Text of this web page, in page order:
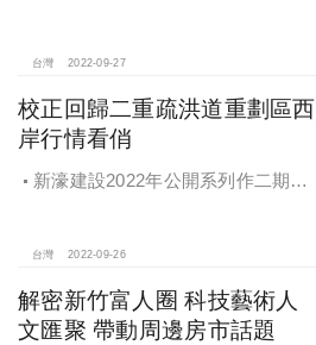
價即將「坐四望五」，足見其區域增
值潛力
台灣 2022-09-27
校正回歸二重疏洪道重劃區西
岸行情看俏
新濠建設2022年公開系列作二期
市場接受度高的20~33坪、2~3房產
品，獲得相當不錯的市場迴響。
台灣 2022-09-26
解密新竹富人圈 科技藝術人
文匯聚 帶動周邊房市話題